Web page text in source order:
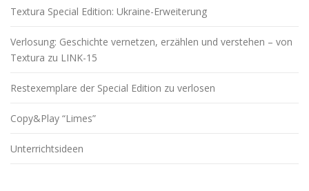
Textura Special Edition: Ukraine-Erweiterung
Verlosung: Geschichte vernetzen, erzählen und verstehen – von
Textura zu LINK-15
Restexemplare der Special Edition zu verlosen
Copy&Play “Limes”
Unterrichtsideen